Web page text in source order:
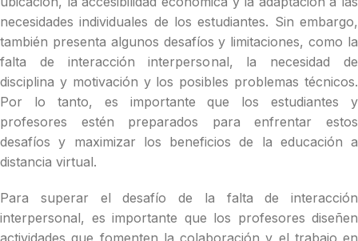
necesidades individuales de los estudiantes. Sin embargo,
también presenta algunos desafíos y limitaciones, como la
falta de interacción interpersonal, la necesidad de
disciplina y motivación y los posibles problemas técnicos.
Por lo tanto, es importante que los estudiantes y
profesores estén preparados para enfrentar estos
desafíos y maximizar los beneficios de la educación a
distancia virtual.
Para superar el desafío de la falta de interacción
interpersonal, es importante que los profesores diseñen